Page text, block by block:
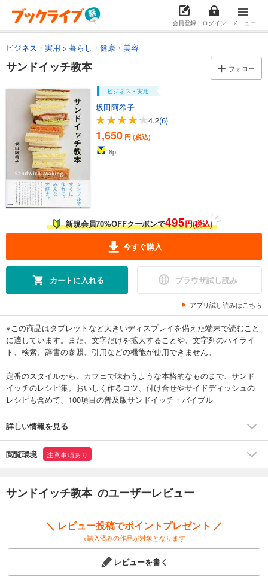
会員登録 ログイン メニュー
ビジネス・実用 暮らし・健康・美容
サンドイッチ教本 フォロー
ビジネス・実用
坂田阿希子
4.2(6)
1,650 円 (税込)
8pt
新規会員70%OFFクーポンで495円(税込)
今すぐ購入
カートに入れる ブラウザ試し読み
アプリ試し読みはこちら
※この商品はタブレットなど大きいディスプレイを備えた端末で読むこと
に適しています。また、文字だけを拡大することや、文字列のハイライ
ト、検索、辞書の参照、引用などの機能が使用できません。
定番のスタイルから、カフェで味わうような本格的なものまで、サンド
イッチのレシピ集。おいしく作るコツ、付け合せやサイドディッシュの
レシピも含めて、100項目の普及版サンドイッチ・バイブル
詳しい情報を見る
閲覧環境 注意事項あり
サンドイッチ教本 のユーザーレビュー
＼ レビュー投稿でポイントプレゼント ／
※購入済みの作品が対象となります
レビューを書く